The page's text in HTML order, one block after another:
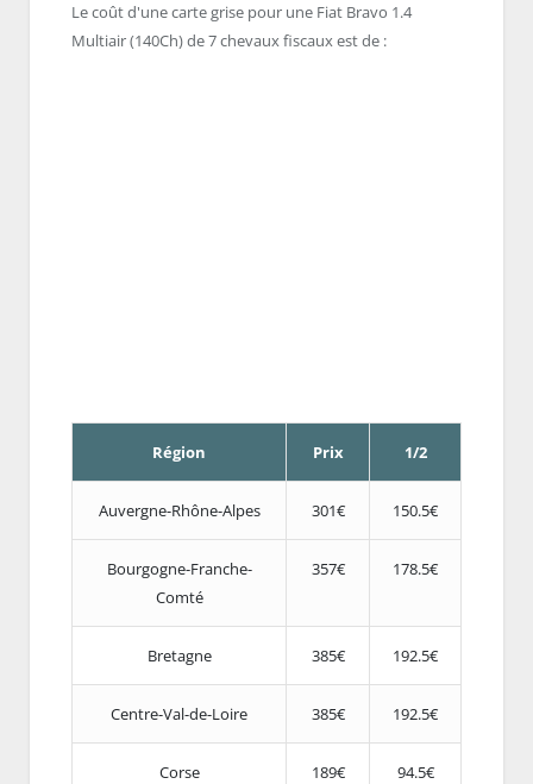
Le coût d'une carte grise pour une Fiat Bravo 1.4
Multiair (140Ch) de 7 chevaux fiscaux est de :
Région Prix 1/2
Auvergne-Rhône-Alpes 301€ 150.5€
Bourgogne-Franche-
Comté
357€ 178.5€
Bretagne 385€ 192.5€
Centre-Val-de-Loire 385€ 192.5€
Corse 189€ 94.5€